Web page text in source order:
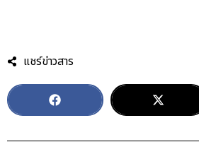
แชร์ข่าวสาร